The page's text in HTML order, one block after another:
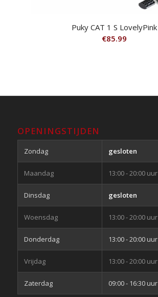
Puky CAT 1 S LovelyPink
€85.99
OPENINGSTIJDEN
Zondag gesloten
Maandag 13:00 - 20:00 uur
Dinsdag gesloten
Woensdag 13:00 - 20:00 uur
Donderdag 13:00 - 20:00 uur
Vrijdag 13:00 - 20:00 uur
Zaterdag 09:00 - 16:30 uur